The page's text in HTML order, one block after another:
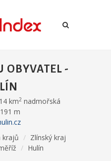
OBYVATEL -
km2nadmořská
m
krajů
Zlínský kraj
Hulín